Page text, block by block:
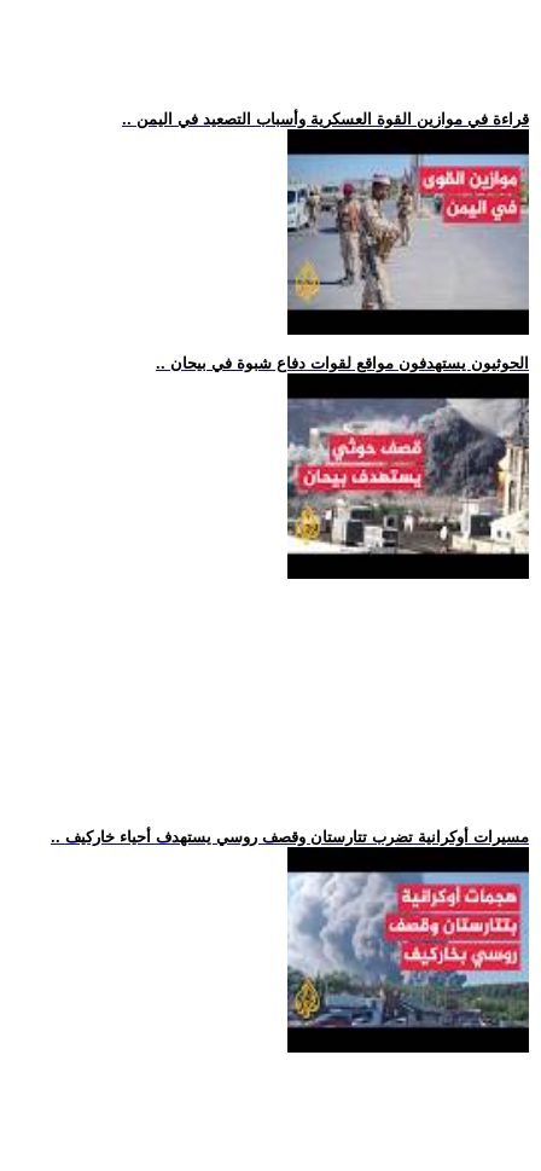
.. قراءة في موازين القوة العسكرية وأسباب التصعيد في اليمن
.. الحوثيون يستهدفون مواقع لقوات دفاع شبوة في بيحان
.. مسيرات أوكرانية تضرب تتارستان وقصف روسي يستهدف أحياء خاركيف